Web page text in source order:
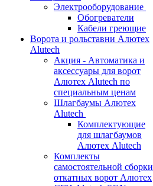
Электрооборудование
Обогреватели
Кабели греющие
Ворота и рольставни Алютех
Alutech
Акция - Автоматика и
аксессуары для ворот
Алютех Alutech по
специальным ценам
Шлагбаумы Алютех
Alutech
Комплектующие
для шлагбаумов
Алютех Alutech
Комплекты
самостоятельной сборки
откатных ворот Алютех